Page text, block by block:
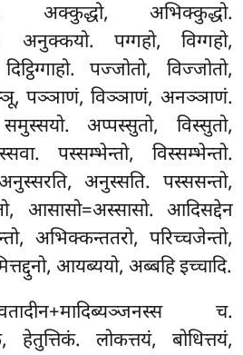
अक्कुद्धो, अभिक्कुद्धो.
अनुक्कयो. पग्गहो, विग्गहो,
पज्जोतो, विज्जोतो,
पञ्ञाणं, विञ्ञाणं, अनञ्ञाणं.
अप्पस्सुतो, विस्सुतो,
पस्सम्भेन्तो, विस्सम्भेन्तो.
अनुस्सति. पस्ससन्तो,
आसासो=अस्सासो. आदिसद्देन
अभिक्कन्ततरो, परिच्चजेन्तो,
आयब्ययो, अब्बहि इच्चादि.
च.
हेतुत्तिकं. लोकत्तयं, बोधित्तयं,